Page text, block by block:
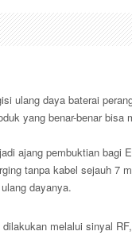
ulang daya baterai
yang benar-benar
ajang pembuktian bagi
tanpa kabel sejauh 7
dayanya.
melalui sinyal